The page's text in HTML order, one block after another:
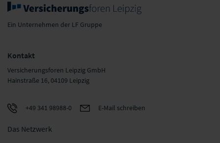
Ein Unternehmen der LF Gruppe
Kontakt
Versicherungsforen Leipzig GmbH
Hainstraße 16, 04109 Leipzig
+49 341 98988-0 E-Mail schreiben
Das Netzwerk